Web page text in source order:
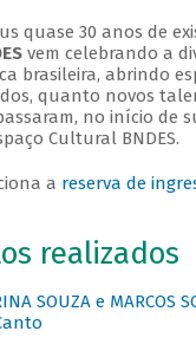
quase 30 anos de
vem celebrando a
brasileira, abrindo
quanto novos
no início de
Cultural BNDES.
a reserva de
realizados
SOUZA e MARCOS